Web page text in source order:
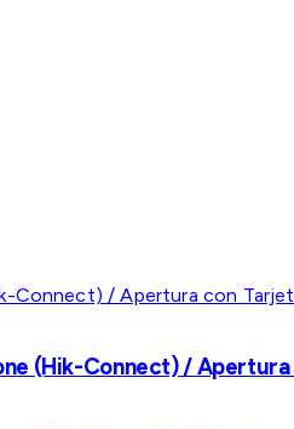
(Hik-Connect) /